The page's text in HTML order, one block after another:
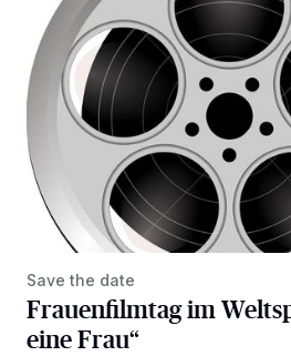
Save the date
Frauenfilmtag im
eine Frau“